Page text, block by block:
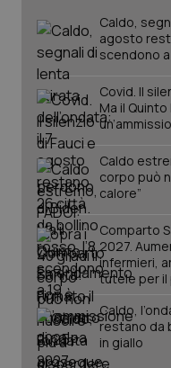
Caldo,
agosto
scendono a
Covid. Il
Ma il
Caldo
corpo può
calore”
Comparto
2027.
infermieri,
tutele per il
Caldo,
restano da
in giallo
_ga